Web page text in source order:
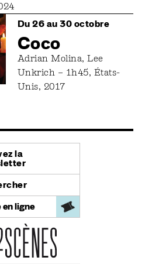
Du 26 au 30 octobre
Coco
Adrian Molina, Lee
Unkrich – 1h45, États-
Unis, 2017
la
ligne